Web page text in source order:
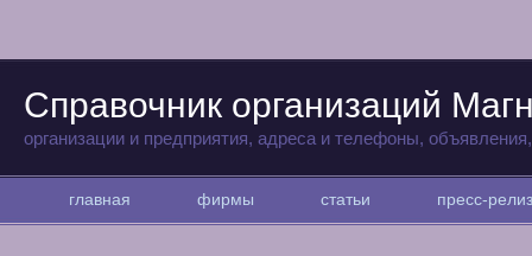
Справочник организаций
организации и предприятия, адреса и телефоны,
главная фирмы статьи пресс-